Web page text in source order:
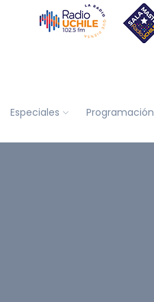
Especiales Programación